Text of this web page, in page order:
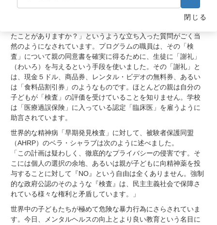
育制度の中にあります。「あなたは自分の両親の陰部がどれく
らい毛深いと思いますか？」あるいは「あなた、またはあなた
たことがありますか？」というような立ち入った質問がごく当
然のようになされています。プログラムの職員は、その「検
査」について親の同意書を確実に得るために、生徒に「謝礼」
（わいろ）を与えるという手段を使いました。その「謝礼」と
は、現金５ドル、商品券、レンタル・ビデオの無料券、あるい
は「食料品割引券」のようなものです。ほとんどの親は自分の
子どもが「検査」の評価を受けていることを知りません。学校
は「医療過誤保険」に入っている認定「臨床医」を雇うように
助言されています。
世界的な精神病「早期発見検査」に対して、被験者保護同盟
（AHRP）のベラ・シャラブは次のように述べました。
「この計画は疑わしく、徹底的なプライバシーの侵害です。そ
こには個人の選択の余地、あるいは親が子どもに向精神薬を投
与することに対して『NO』という自由は全くありません。強制
的な政府公認のそのような『検査』は、民主主義社会で保障さ
れている様々な権利と矛盾しています。」
世界中の子どもたちが極めて危険な暴力行為にさらされていま
す。今日、メンタルヘルスの向上とより良い教育という名目に
閉じる